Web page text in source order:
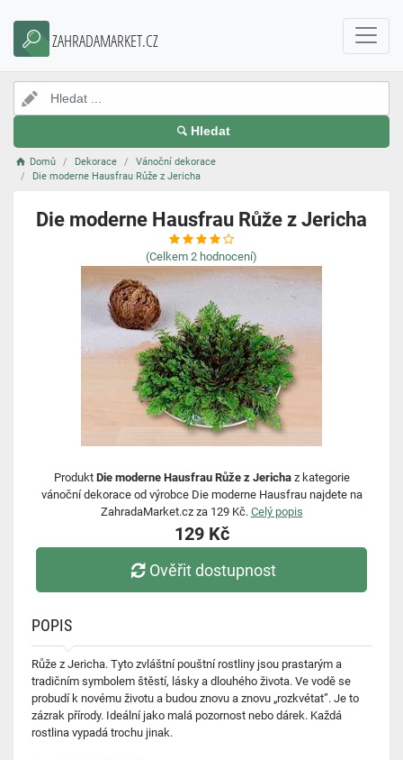
ZAHRADAMARKET.CZ
Hledat
Domů Dekorace
Vánoční dekorace
Die moderne Hausfrau Růže z Jericha
Die moderne Hausfrau Růže z Jericha
(Celkem 2 hodnocení)
Produkt Die moderne Hausfrau Růže z Jerichaz kategorie
vánoční dekorace od výrobce Die moderne Hausfrau najdete na
ZahradaMarket.cz za 129 Kč. Celý popis
129 Kč
Ověřit dostupnost
POPIS
Růže z Jericha. Tyto zvláštní pouštní rostliny jsou prastarým a
tradičním symbolem štěstí, lásky a dlouhého života. Ve vodě se
probudí k novému životu a budou znovu a znovu „rozkvétat”. Je to
zázrak přírody. Ideální jako malá pozornost nebo dárek. Každá
rostlina vypadá trochu jinak.